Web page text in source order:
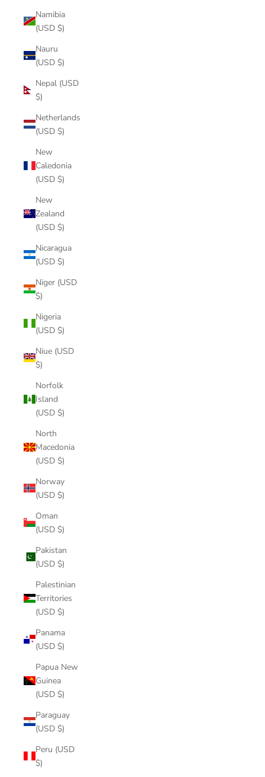
Namibia
(USD $)
Nauru
(USD $)
Nepal (USD
$)
Netherlands
(USD $)
New
Caledonia
(USD $)
New
Zealand
(USD $)
Nicaragua
(USD $)
Niger (USD
$)
Nigeria
(USD $)
Niue (USD
$)
Norfolk
Island
(USD $)
North
Macedonia
(USD $)
Norway
(USD $)
Oman
(USD $)
Pakistan
(USD $)
Palestinian
Territories
(USD $)
Panama
(USD $)
Papua New
Guinea
(USD $)
Paraguay
(USD $)
Peru (USD
$)